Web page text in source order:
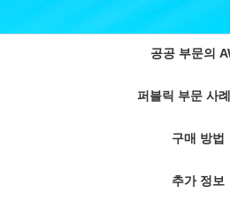
공공 부문의
퍼블릭 부문 사
구매 방법
추가 정보